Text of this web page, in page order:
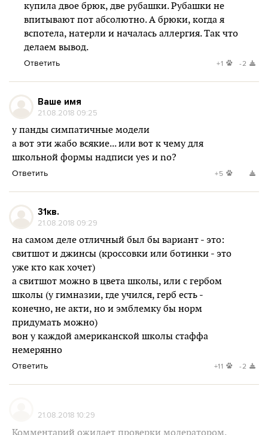
купила двое брюк, две рубашки. Рубашки не
впитывают пот абсолютно. А брюки, когда я
вспотела, натерли и началась аллергия. Так что
делаем вывод.
Ответить +1 -2
Ваше имя
21.08.2018 09:25
у панды симпатичные модели
а вот эти жабо всякие... или вот к чему для
школьной формы надписи yes и no?
Ответить +5
31кв.
21.08.2018 09:29
на самом деле отличный был бы вариант - это:
свитшот и джинсы (кроссовки или ботинки - это
уже кто как хочет)
а свитшот можно в цвета школы, или с гербом
школы (у гимназии, где учился, герб есть -
конечно, не акти, но и эмблемку бы норм
придумать можно)
вон у каждой американской школы стаффа
немерянно
Ответить +11 -2
21.08.2018 10:29